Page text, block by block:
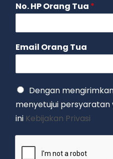
No. HP Orang Tua *
Email Orang Tua
Dengan
menyetujui
ini Kebijakan Privasi